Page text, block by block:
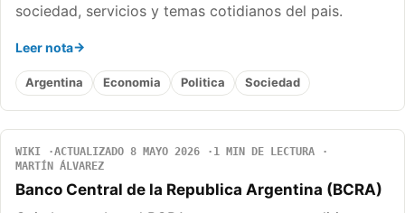
sociedad, servicios y temas cotidianos del pais.
Leer nota
Argentina Economia Politica Sociedad
WIKI ACTUALIZADO 8 MAYO 2026
1 MIN DE LECTURA
MARTÍN ÁLVAREZ
Banco Central de la Republica Argentina (BCRA)